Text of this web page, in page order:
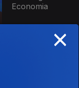
Economia
×